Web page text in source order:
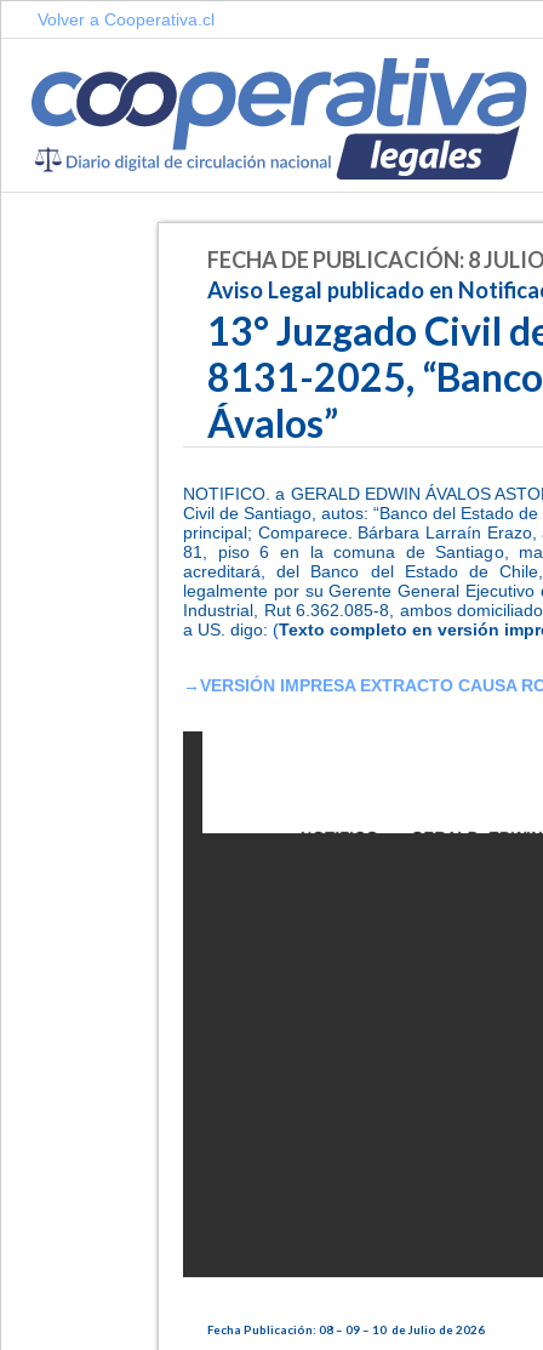
Volver a Cooperativa.cl
FECHA DE PUBLICACIÓN: 8
Aviso Legal publicado en
13° Juzgado Civil
8131-2025,
Ávalos”
NOTIFICO. a GERALD EDWIN ÁVALOS
Civil de Santiago, autos: “Banco del Estado
principal; Comparece. Bárbara Larraín
81, piso 6 en la comuna de Santiago,
acreditará, del Banco del Estado de
legalmente por su Gerente General
Industrial, Rut 6.362.085-8, ambos
a US. digo: (Texto completo en versión
→VERSIÓN IMPRESA EXTRACTO CAUSA
Fecha Publicación: 08 – 09 – 10 de Julio de 2026